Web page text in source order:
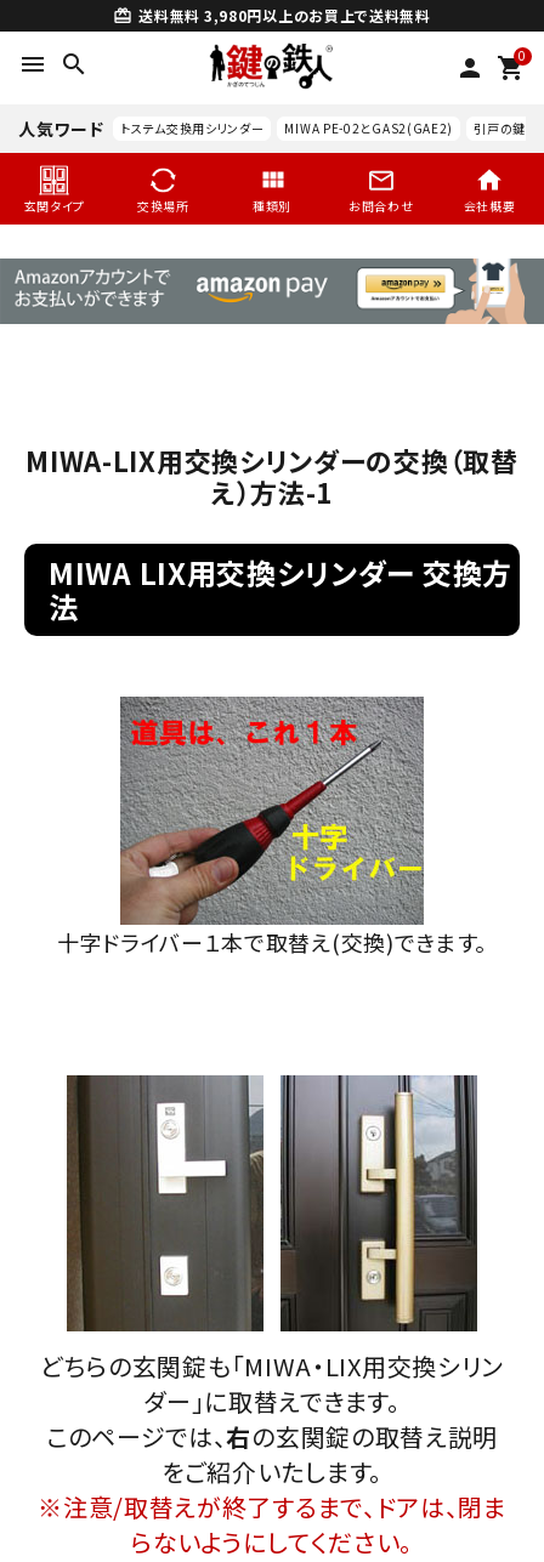
card_giftcard 送料無料 3,980円以上のお買上で送料無料
menu search person 0
shopping_cart
人気ワード トステム交換用シリンダー MIWA PE-02とGAS2(GAE2) 引戸の鍵交
玄関タイプ 交換場所 種類別 お問合わせ 会社概要
search
玄関タイプ
室内錠
レバーハンドル錠の交換
レバーハンドルのみ交換
暗証番号錠
INFORMATION
ACCOUNT MENU
ようこそ ゲスト 様
ログイン 会員登録
MIWA-LIX用交換シリンダーの交換（取替
え）方法-1
MIWA LIX用交換シリンダー 交換方
法
十字ドライバー１本で取替え(交換)できます。
どちらの玄関錠も「MIWA・LIX用交換シリン
ダー」に取替えできます。
このページでは、右の玄関錠の取替え説明
をご紹介いたします。
※注意/取替えが終了するまで、ドアは、閉ま
らないようにしてください。